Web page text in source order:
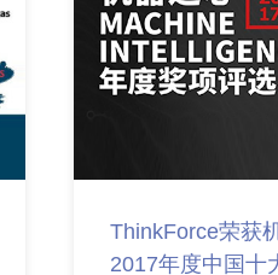
ThinkForce荣获
2017年度中国十